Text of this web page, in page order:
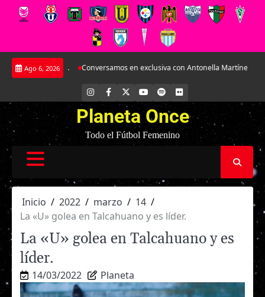
Saltar
Ago 6, 2026
Conversamos en exclusiva con Antonella Martínez: La joya de Everton
INSTAGRAM
FACEBOOK YOUTUBE
SPOTIFYFLICKR
Planeta Once
Todo el Fútbol Femenino
Inicio 2022 marzo
14
La «U» golea en Talcahuano y es líder.
La «U» golea en Talcahuano y es
líder.
14/03/2022 Planeta